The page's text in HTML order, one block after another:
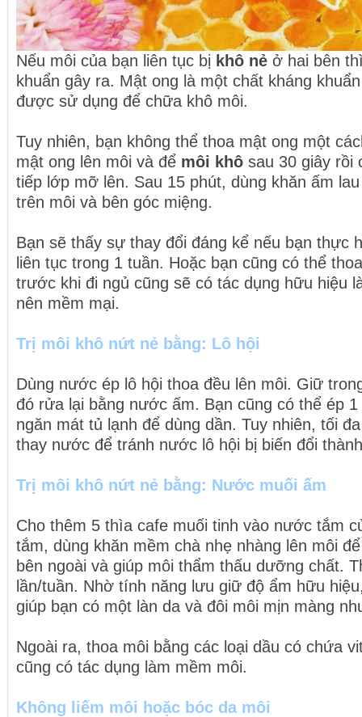
Nếu môi của bạn liên tục bị khô nẻ ở hai bên
khuẩn gây ra. Mật ong là một chất kháng
được sử dụng để chữa khô môi.
Tuy nhiên, bạn không thể thoa mật ong một
mật ong lên môi và để môi khô sau 30 giây rồi
tiếp lớp mỡ lên. Sau 15 phút, dùng khăn ấm
trên môi và bên góc miệng.
Bạn sẽ thấy sự thay đổi đáng kể nếu bạn thực
liên tục trong 1 tuần. Hoặc bạn cũng có thể
trước khi đi ngủ cũng sẽ có tác dụng hữu hiệu
nên mềm mại.
Trị môi khô nứt nẻ bằng: Lô hội
Dùng nước ép lô hội thoa đều lên môi. Giữ
đó rửa lại bằng nước ấm. Bạn cũng có thể ép
ngăn mát tủ lạnh để dùng dần. Tuy nhiên, tối
thay nước để tránh nước lô hội bị biến đổi
Trị môi khô nứt nẻ bằng: Nước muối ấm
Cho thêm 5 thìa cafe muối tinh vào nước tắm
tắm, dùng khăn mềm chà nhẹ nhàng lên môi
bên ngoài và giúp môi thẩm thấu dưỡng chất.
lần/tuần. Nhờ tính năng lưu giữ độ ẩm hữu
giúp bạn có một làn da và đôi môi mịn màng
Ngoài ra, thoa môi bằng các loại dầu có chứa
cũng có tác dụng làm mềm môi.
Không liếm môi hoặc bóc da môi